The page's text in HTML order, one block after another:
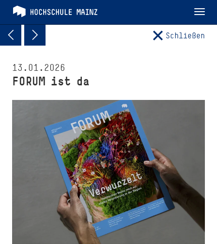
Schließen
13.01.2026
FORUM ist da